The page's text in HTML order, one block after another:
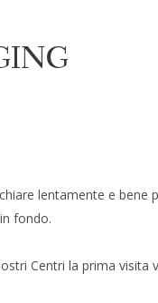
lentamente e bene
fondo.
Centri la prima visita